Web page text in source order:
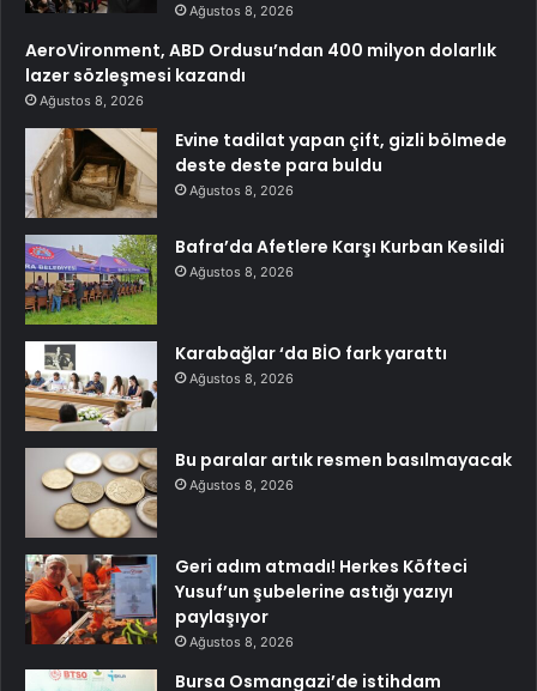
Ağustos 8, 2026
AeroVironment, ABD Ordusu’ndan 400 milyon dolarlık
lazer sözleşmesi kazandı
Ağustos 8, 2026
Evine tadilat yapan çift, gizli bölmede
deste deste para buldu
Ağustos 8, 2026
Bafra’da Afetlere Karşı Kurban Kesildi
Ağustos 8, 2026
Karabağlar ‘da BİO fark yarattı
Ağustos 8, 2026
Bu paralar artık resmen basılmayacak
Ağustos 8, 2026
Geri adım atmadı! Herkes Köfteci
Yusuf’un şubelerine astığı yazıyı
paylaşıyor
Ağustos 8, 2026
Bursa Osmangazi’de istihdam